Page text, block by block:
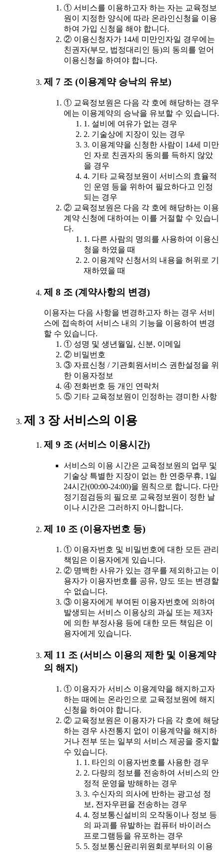
① 서비스를 이용하고자 하는 자는 교육정보
원이 지정한 양식에 따라 온라인신청을 이용
하여 가입 신청을 해야 합니다.
② 이용신청자가 14세 미만인자일 경우에는
친권자(부모, 법정대리인 등)의 동의를 얻어
이용신청을 하여야 합니다.
제 7 조 (이용계약 승낙의 유보)
① 교육정보원은 다음 각 호에 해당하는 경우
에는 이용계약의 승낙을 유보할 수 있습니다.
1. 설비에 여유가 없는 경우
2. 기술상에 지장이 있는 경우
3. 이용계약을 신청한 사람이 14세 미만
인 자로 친권자의 동의를 득하지 않았
을 경우
4. 기타 교육정보원이 서비스의 효율적
인 운영 등을 위하여 필요하다고 인정
되는 경우
② 교육정보원은 다음 각 호에 해당하는 이용
계약 신청에 대하여는 이를 거절할 수 있습니
다.
1. 다른 사람의 명의를 사용하여 이용신
청을 하였을 때
2. 이용계약 신청서의 내용을 허위로 기
재하였을 때
제 8 조 (계약사항의 변경)
이용자는 다음 사항을 변경하고자 하는 경우 서비
스에 접속하여 서비스 내의 기능을 이용하여 변경
할 수 있습니다.
① 성명 및 생년월일, 신분, 이메일
② 비밀번호
③ 자료신청 / 기관회원서비스 권한설정을 위
한 이용자정보
④ 전화번호 등 개인 연락처
⑤ 기타 교육정보원이 인정하는 경미한 사항
제 3 장 서비스의 이용
제 9 조 (서비스 이용시간)
서비스의 이용 시간은 교육정보원의 업무 및
기술상 특별한 지장이 없는 한 연중무휴, 1일
24시간(00:00-24:00)을 원칙으로 합니다. 다만
정기점검등의 필요로 교육정보원이 정한 날
이나 시간은 그러하지 아니합니다.
제 10 조 (이용자번호 등)
① 이용자번호 및 비밀번호에 대한 모든 관리
책임은 이용자에게 있습니다.
② 명백한 사유가 있는 경우를 제외하고는 이
용자가 이용자번호를 공유, 양도 또는 변경할
수 없습니다.
③ 이용자에게 부여된 이용자번호에 의하여
발생되는 서비스 이용상의 과실 또는 제3자
에 의한 부정사용 등에 대한 모든 책임은 이
용자에게 있습니다.
제 11 조 (서비스 이용의 제한 및 이용계약
의 해지)
① 이용자가 서비스 이용계약을 해지하고자
하는 때에는 온라인으로 교육정보원에 해지
신청을 하여야 합니다.
② 교육정보원은 이용자가 다음 각 호에 해당
하는 경우 사전통지 없이 이용계약을 해지하
거나 전부 또는 일부의 서비스 제공을 중지할
수 있습니다.
1. 타인의 이용자번호를 사용한 경우
2. 다량의 정보를 전송하여 서비스의 안
정적 운영을 방해하는 경우
3. 수신자의 의사에 반하는 광고성 정
보, 전자우편을 전송하는 경우
4. 정보통신설비의 오작동이나 정보 등
의 파괴를 유발하는 컴퓨터 바이러스
프로그램등을 유포하는 경우
5. 정보통신윤리위원회로부터의 이용